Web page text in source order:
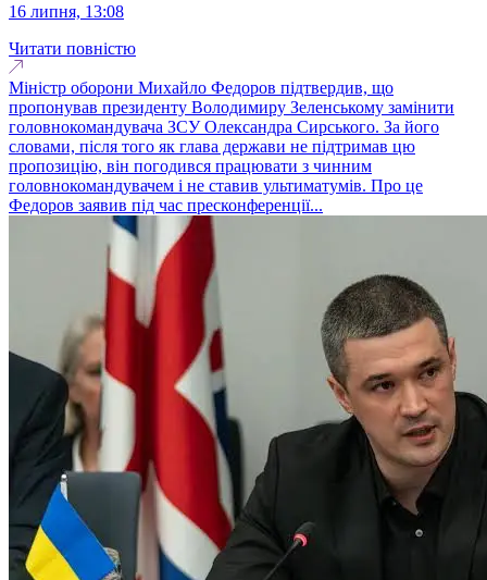
16 липня, 13:08
Читати повністю
Міністр оборони Михайло Федоров підтвердив, що
пропонував президенту Володимиру Зеленському замінити
головнокомандувача ЗСУ Олександра Сирського. За його
словами, після того як глава держави не підтримав цю
пропозицію, він погодився працювати з чинним
головнокомандувачем і не ставив ультиматумів. Про це
Федоров заявив під час пресконференції...